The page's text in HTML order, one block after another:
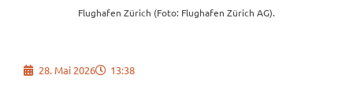
Flughafen Zürich (Foto: Flughafen Zürich AG).
28. Mai 2026 13:38